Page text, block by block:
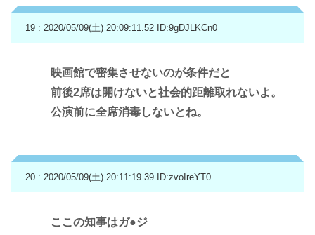
19 : 2020/05/09(土) 20:09:11.52 ID:9gDJLKCn0
映画館で密集させないのが条件だと
前後2席は開けないと社会的距離取れないよ。
公演前に全席消毒しないとね。
20 : 2020/05/09(土) 20:11:19.39 ID:zvoIreYT0
ここの知事はガ●ジ